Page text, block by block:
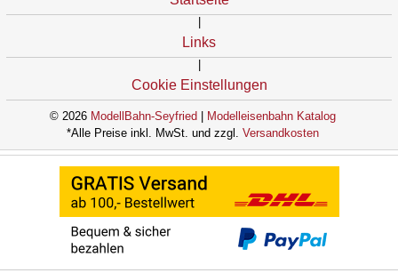
Links
Cookie Einstellungen
© 2026 ModellBahn-Seyfried
Modelleisenbahn Katalog
*Alle Preise inkl. MwSt. und zzgl. Versandkosten